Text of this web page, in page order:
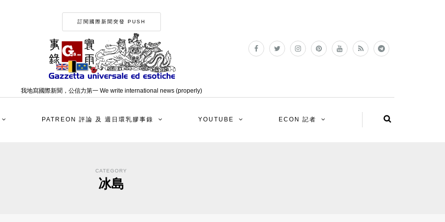
訂閱國際新聞突發 PUSH
我地寫國際新聞，公信力第一 We write international news (properly)
PATREON 評論 及 週日環乳膠事錄 YOUTUBE ECON 記者
CATEGORY
冰島